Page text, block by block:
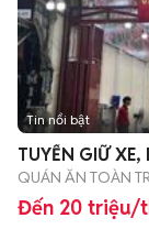
Tin nổi bật
TUYỂN GIỮ
QUÁN ĂN TOÀN
Đến 20 triệu/